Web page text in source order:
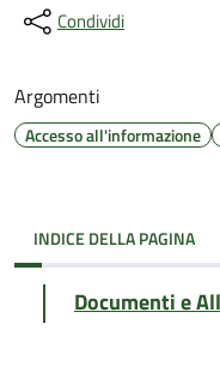
Condividi
Argomenti
Accesso all'informazione
INDICE DELLA PAGINA
Documenti e